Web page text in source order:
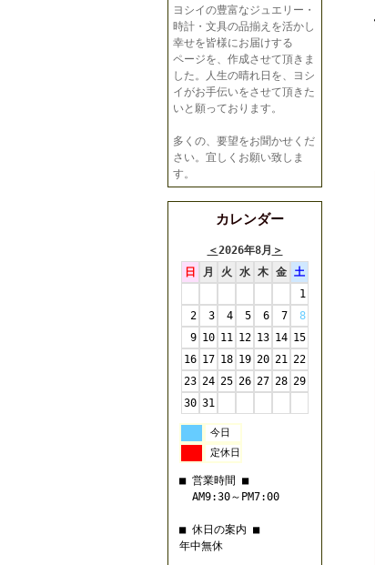
ヨシイの豊富なジュエリー・
時計・文具の品揃えを活かし
幸せを皆様にお届けする
ページを、作成させて頂きま
した。人生の晴れ日を、ヨシ
イがお手伝いをさせて頂きた
いと願っております。
多くの、要望をお聞かせくだ
さい。宜しくお願い致しま
す。
カレンダー
＜2026年8月 ＞
日
月 火 水 木 金 土
1
2
3 4 5 6 7
8
9 10 11 12 13 14 15
16 17 18 19 20 21 22
23 24 25 26 27 28 29
30 31
今日
定休日
■ 営業時間 ■
AM9:30～PM7:00
■ 休日の案内 ■
年中無休